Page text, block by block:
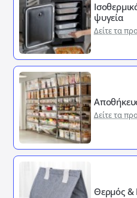
ψυγεία
Δείτε τα
Δείτε τα
Θερμός &